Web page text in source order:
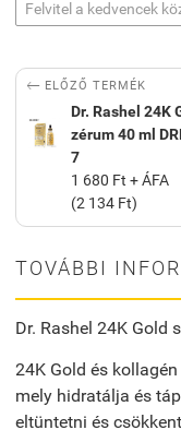
Felvitel a kedvencek
 ELŐZŐ TERMÉK
Dr. Rashel 24K
zérum 40 ml
7
1 680 Ft + ÁFA
(2 134 Ft)
TOVÁBBI
Dr. Rashel 24K Gold
24K Gold és
mely hidratálja és
eltüntetni és